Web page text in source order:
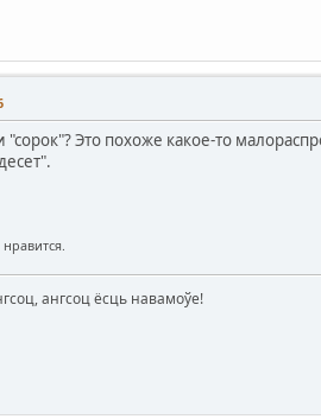
Это похоже какое-то
нравится.
ангсоц ёсць навамоўе!